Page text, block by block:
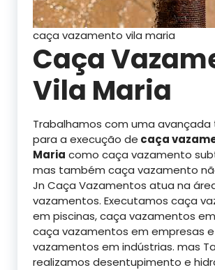
caça vazamento vila maria
Caça
Vila Maria
Trabalhamos com uma
para a execução de caça
Maria como caça vazamento
mas também caça vazamento
Jn Caça Vazamentos atua na
vazamentos. Executamos caça
em piscinas, caça vazamentos
caça vazamentos em empresas
vazamentos em indústrias. mas
realizamos desentupimento e